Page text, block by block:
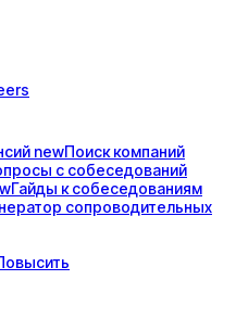
newПоисккомпаний
с собеседований
Гайды ксобеседованиям
сопроводительных